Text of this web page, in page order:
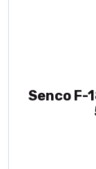
Senco F-